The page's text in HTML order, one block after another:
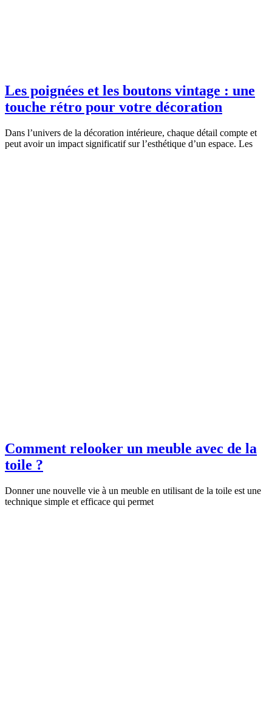
Les poignées et les boutons vintage : une
touche rétro pour votre décoration
Dans l’univers de la décoration intérieure, chaque détail compte et
peut avoir un impact significatif sur l’esthétique d’un espace. Les
Comment relooker un meuble avec de la
toile ?
Donner une nouvelle vie à un meuble en utilisant de la toile est une
technique simple et efficace qui permet